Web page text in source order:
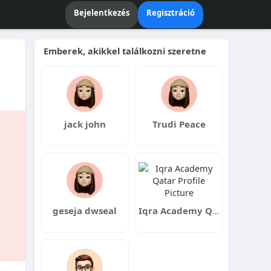
Bejelentkezés Regisztráció
Emberek, akikkel találkozni szeretne
jack john Trudi Peace
geseja dwseal Iqra Academy Qatar